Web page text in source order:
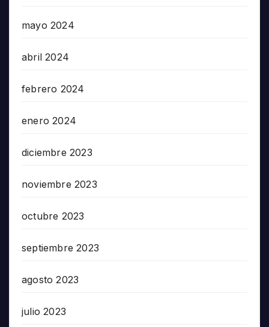
mayo 2024
abril 2024
febrero 2024
enero 2024
diciembre 2023
noviembre 2023
octubre 2023
septiembre 2023
agosto 2023
julio 2023